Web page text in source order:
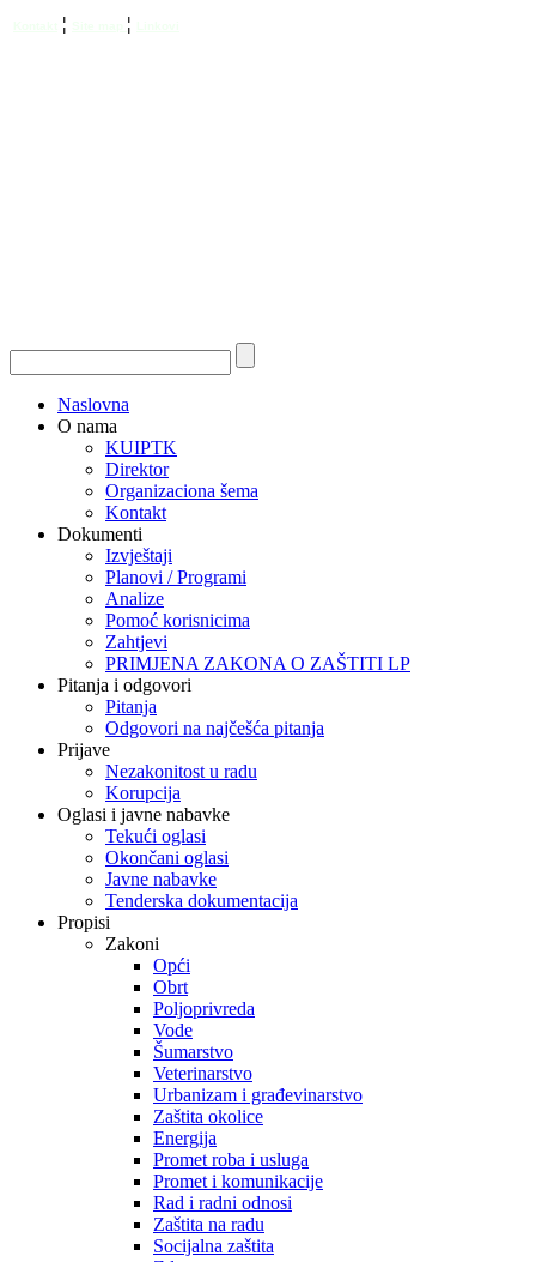
¦ ¦
Naslovna
O nama
KUIPTK
Direktor
Organizaciona šema
Kontakt
Dokumenti
Izvještaji
Planovi / Programi
Analize
Pomoć korisnicima
Zahtjevi
PRIMJENA ZAKONA O ZAŠTITI LP
Pitanja i odgovori
Pitanja
Odgovori na najčešća pitanja
Prijave
Nezakonitost u radu
Korupcija
Oglasi i javne nabavke
Tekući oglasi
Okončani oglasi
Javne nabavke
Tenderska dokumentacija
Propisi
Zakoni
Opći
Obrt
Poljoprivreda
Vode
Šumarstvo
Veterinarstvo
Urbanizam i građevinarstvo
Zaštita okolice
Energija
Promet roba i usluga
Promet i komunikacije
Rad i radni odnosi
Zaštita na radu
Socijalna zaštita